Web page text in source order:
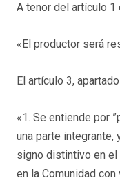
A tenor del artículo 1
«El productor será
El artículo 3,
«1. Se entiende por
una parte integrante,
signo distintivo en el
en la Comunidad